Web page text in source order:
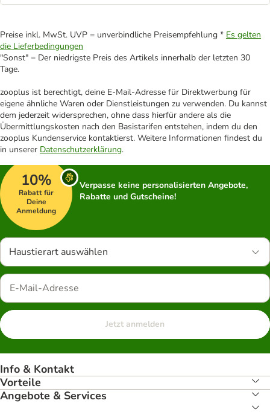
Preise inkl. MwSt. UVP = unverbindliche Preisempfehlung * Es gelten
die Lieferbedingungen
"Sonst" = Der niedrigste Preis des Artikels innerhalb der letzten 30
Tage.
zooplus ist berechtigt, deine E-Mail-Adresse für Direktwerbung für
eigene ähnliche Waren oder Dienstleistungen zu verwenden. Du kannst
dem jederzeit widersprechen, ohne dass hierfür andere als die
Übermittlungskosten nach den Basistarifen entstehen, indem du den
zooplus Kundenservice kontaktierst. Weitere Informationen findest du
in unserer Datenschutzerklärung.
10%
Rabatt für
Deine
Anmeldung
Verpasse keine personalisierten Angebote,
Rabatte und Gutscheine!
Haustierart auswählen
Jetzt anmelden
Info & Kontakt
Vorteile
Angebote & Services